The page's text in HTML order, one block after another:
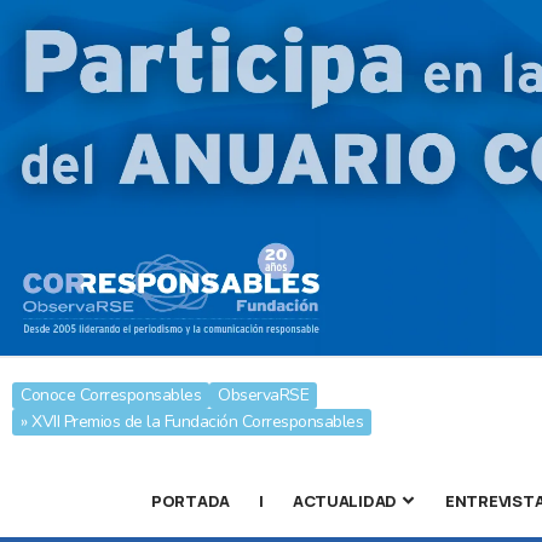
Conoce Corresponsables
ObservaRSE
» XVII Premios de la Fundación Corresponsables
PORTADA | ACTUALIDAD